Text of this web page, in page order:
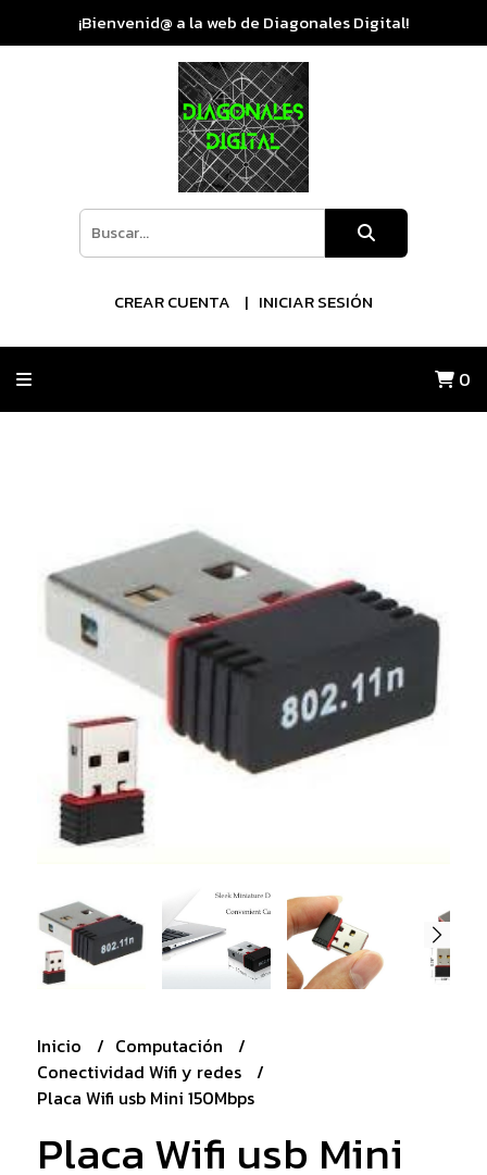
¡Bienvenid@ a la web de Diagonales Digital!
CREAR CUENTA INICIAR SESIÓN
0
Inicio
Computación
Conectividad Wifi y redes
Placa Wifi usb Mini 150Mbps
Placa Wifi usb Mini